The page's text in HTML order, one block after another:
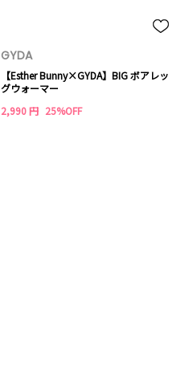
GYDA
【Esther Bunny×GYDA】BIG ボアレッ
グウォーマー
2,990 円 25%OFF